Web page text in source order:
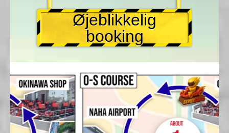
Øjeblikkelig
booking